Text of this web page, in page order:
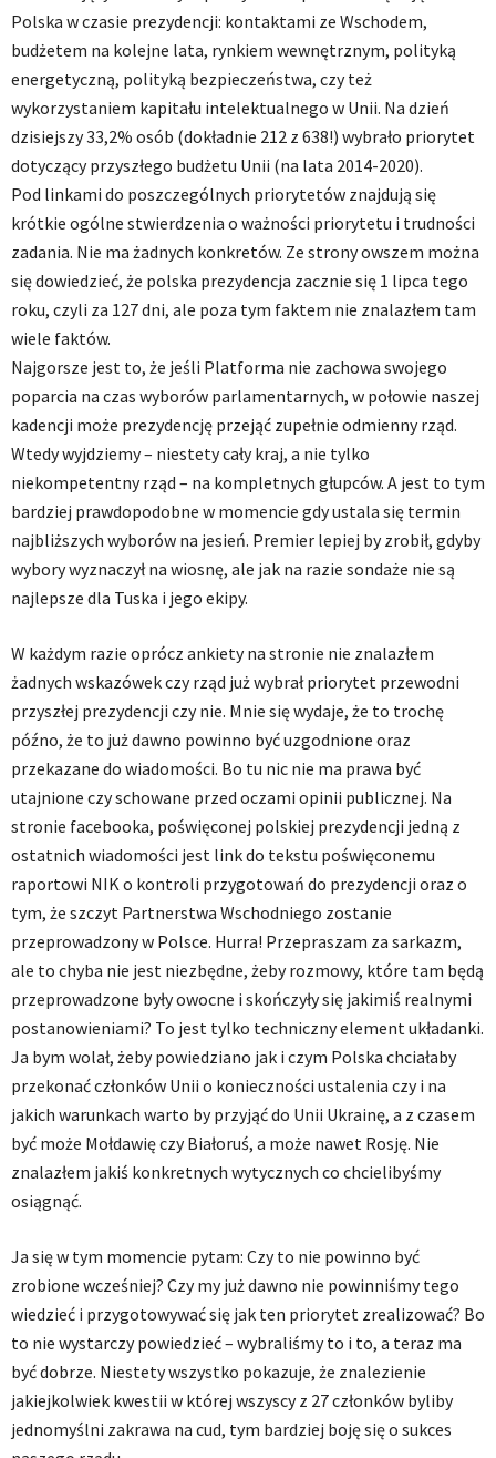
Polska w czasie prezydencji: kontaktami ze Wschodem,
budżetem na kolejne lata, rynkiem wewnętrznym, polityką
energetyczną, polityką bezpieczeństwa, czy też
wykorzystaniem kapitału intelektualnego w Unii. Na dzień
dzisiejszy 33,2% osób (dokładnie 212 z 638!) wybrało priorytet
dotyczący przyszłego budżetu Unii (na lata 2014-2020).
Pod linkami do poszczególnych priorytetów znajdują się
krótkie ogólne stwierdzenia o ważności priorytetu i trudności
zadania. Nie ma żadnych konkretów. Ze strony owszem można
się dowiedzieć, że polska prezydencja zacznie się 1 lipca tego
roku, czyli za 127 dni, ale poza tym faktem nie znalazłem tam
wiele faktów.
Najgorsze jest to, że jeśli Platforma nie zachowa swojego
poparcia na czas wyborów parlamentarnych, w połowie naszej
kadencji może prezydencję przejąć zupełnie odmienny rząd.
Wtedy wyjdziemy – niestety cały kraj, a nie tylko
niekompetentny rząd – na kompletnych głupców. A jest to tym
bardziej prawdopodobne w momencie gdy ustala się termin
najbliższych wyborów na jesień. Premier lepiej by zrobił, gdyby
wybory wyznaczył na wiosnę, ale jak na razie sondaże nie są
najlepsze dla Tuska i jego ekipy.
W każdym razie oprócz ankiety na stronie nie znalazłem
żadnych wskazówek czy rząd już wybrał priorytet przewodni
przyszłej prezydencji czy nie. Mnie się wydaje, że to trochę
późno, że to już dawno powinno być uzgodnione oraz
przekazane do wiadomości. Bo tu nic nie ma prawa być
utajnione czy schowane przed oczami opinii publicznej. Na
stronie facebooka, poświęconej polskiej prezydencji jedną z
ostatnich wiadomości jest link do tekstu poświęconemu
raportowi NIK o kontroli przygotowań do prezydencji oraz o
tym, że szczyt Partnerstwa Wschodniego zostanie
przeprowadzony w Polsce. Hurra! Przepraszam za sarkazm,
ale to chyba nie jest niezbędne, żeby rozmowy, które tam będą
przeprowadzone były owocne i skończyły się jakimiś realnymi
postanowieniami? To jest tylko techniczny element układanki.
Ja bym wolał, żeby powiedziano jak i czym Polska chciałaby
przekonać członków Unii o konieczności ustalenia czy i na
jakich warunkach warto by przyjąć do Unii Ukrainę, a z czasem
być może Mołdawię czy Białoruś, a może nawet Rosję. Nie
znalazłem jakiś konkretnych wytycznych co chcielibyśmy
osiągnąć.
Ja się w tym momencie pytam: Czy to nie powinno być
zrobione wcześniej? Czy my już dawno nie powinniśmy tego
wiedzieć i przygotowywać się jak ten priorytet zrealizować? Bo
to nie wystarczy powiedzieć – wybraliśmy to i to, a teraz ma
być dobrze. Niestety wszystko pokazuje, że znalezienie
jakiejkolwiek kwestii w której wszyscy z 27 członków byliby
jednomyślni zakrawa na cud, tym bardziej boję się o sukces